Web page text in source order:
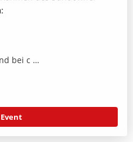
bei c …